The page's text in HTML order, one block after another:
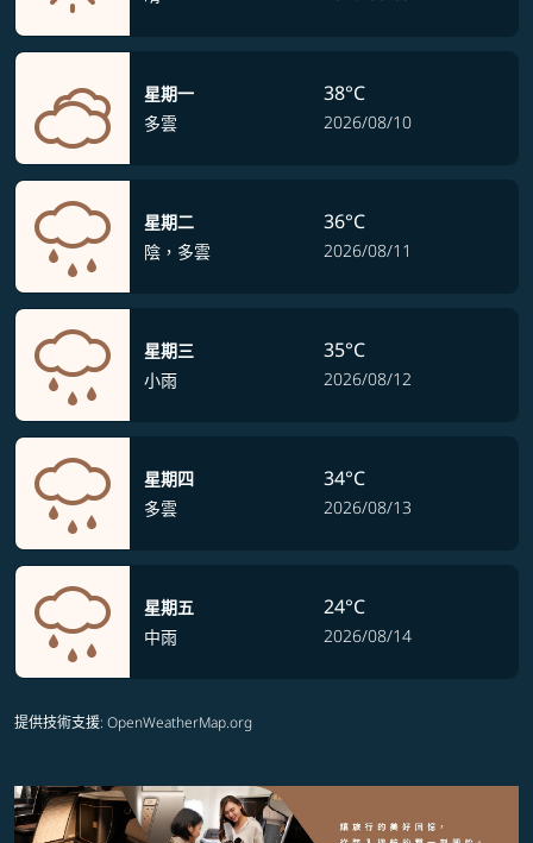
星期一
多雲
38°C
2026/08/10
星期二
陰，多雲
36°C
2026/08/11
星期三
小雨
35°C
2026/08/12
星期四
多雲
34°C
2026/08/13
星期五
中雨
24°C
2026/08/14
提供技術支援: OpenWeatherMap.org